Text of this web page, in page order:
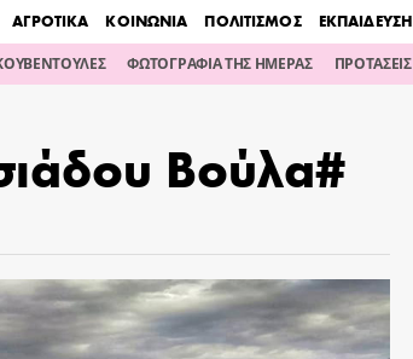
ΑΓΡΟΤΙΚΑ ΚΟΙΝΩΝΙΑ ΠΟΛΙΤΙΣΜΟΣ ΕΚΠΑΙΔΕΥΣΗ
ΚΟΥΒΕΝΤΟΥΛΕΣ ΦΩΤΟΓΡΑΦΙΑ ΤΗΣ ΗΜΕΡΑΣ ΠΡΟΤΑΣΕΙΣ
Βούλα#